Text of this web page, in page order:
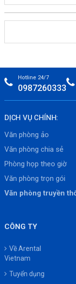
Hotline 24/7
0987260333
DỊCH VỤ CHÍNH:
Văn phòng ảo
Văn phòng chia sẻ
Phòng họp theo giờ
Văn phòng trọn gói
Văn phòng truyền
CÔNG TY
Về Arental
Vietnam
Tuyển dụng